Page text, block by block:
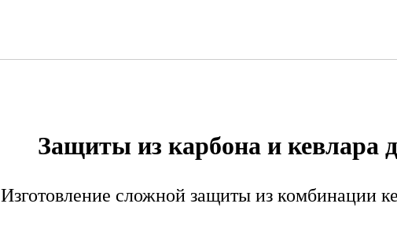
Защиты из карбона и кевлара
Изготовление сложной защиты из комбинации